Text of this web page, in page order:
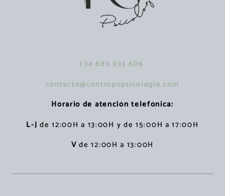
+34 689 933 606
contacto@centropspsicologia.com
Horario de atención telefónica:
L-J de 12:00H a 13:00H y de 15:00H a 17:00H
V de 12:00H a 13:00H